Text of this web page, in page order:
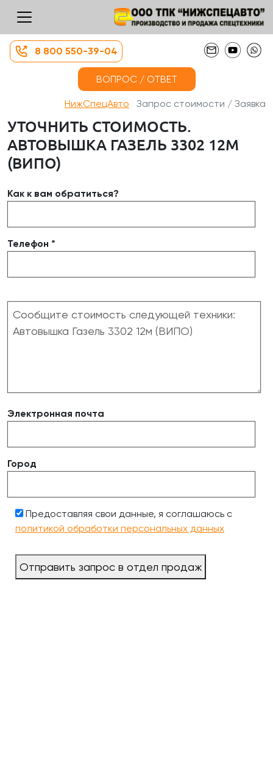
8 800 550-39-04
ВОПРОС / ОТВЕТ
НижСпецАвто Запрос стоимости / Заявка
УТОЧНИТЬ СТОИМОСТЬ.
АВТОВЫШКА ГАЗЕЛЬ 3302 12М
(ВИПО)
Как к вам обратиться?
Телефон *
Электронная почта
Город
Предоставляя свои данные, я соглашаюсь с
политикой обработки персональных данных
Отправить запрос в отдел продаж